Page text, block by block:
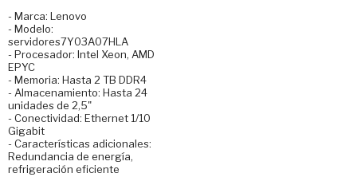
- Marca: Lenovo
- Modelo:
servidores7Y03A07HLA
- Procesador: Intel Xeon, AMD
EPYC
- Memoria: Hasta 2 TB DDR4
- Almacenamiento: Hasta 24
unidades de 2,5"
- Conectividad: Ethernet 1/10
Gigabit
- Características adicionales:
Redundancia de energía,
refrigeración eficiente